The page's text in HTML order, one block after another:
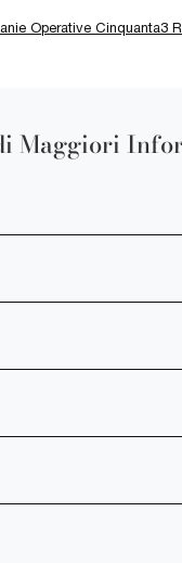
Operative Cinquanta3
Maggiori